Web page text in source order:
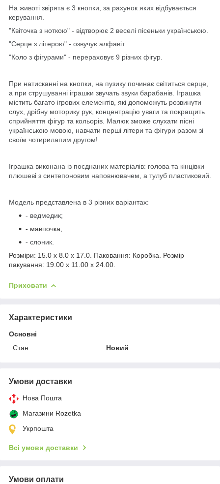
На животі звірята є 3 кнопки, за рахунок яких відбувається
керування.
"Квіточка з ноткою" - відтворює 2 веселі пісеньки українською.
"Серце з літерою" - озвучує алфавіт.
"Коло з фігурами" - перераховує 9 різних фігур.
При натисканні на кнопки, на пузику починає світиться серце,
а при струшуванні іграшки звучать звуки барабанів. Іграшка
містить багато ігрових елементів, які допоможуть розвинути
слух, дрібну моторику рук, концентрацію уваги та покращить
сприйняття фігур та кольорів. Малюк зможе слухати пісні
українською мовою, навчати перші літери та фігури разом зі
своїм чотирилапим другом!
Іграшка виконана із поєднаних матеріалів: голова та кінцівки
плюшеві з синтепоновим наповнювачем, а тулуб пластиковий.
Модель представлена в 3 різних варіантах:
- ведмедик;
- мавпочка;
- слоник.
Розміри: 15.0 x 8.0 x 17.0. Паковання: Коробка. Розмір
пакування: 19.00 x 11.00 x 24.00.
Приховати
Характеристики
Основні
Стан
Новий
Умови доставки
Нова Пошта
Магазини Rozetka
Укрпошта
Всі умови доставки
Умови оплати